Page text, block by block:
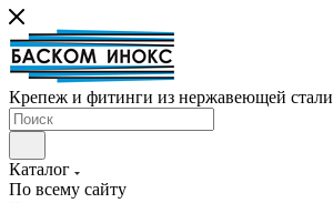
Крепеж и фитинги из нержавеющей стали
Каталог
По всему сайту